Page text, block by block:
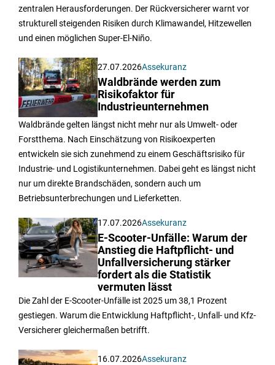
zentralen Herausforderungen. Der Rückversicherer warnt vor
strukturell steigenden Risiken durch Klimawandel, Hitzewellen
und einen möglichen Super-El-Niño.
27.07.2026Assekuranz
Waldbrände werden zum
Risikofaktor für
Industrieunternehmen
Waldbrände gelten längst nicht mehr nur als Umwelt- oder
Forstthema. Nach Einschätzung von Risikoexperten
entwickeln sie sich zunehmend zu einem Geschäftsrisiko für
Industrie- und Logistikunternehmen. Dabei geht es längst nicht
nur um direkte Brandschäden, sondern auch um
Betriebsunterbrechungen und Lieferketten.
17.07.2026Assekuranz
E-Scooter-Unfälle: Warum der
Anstieg die Haftpflicht- und
Unfallversicherung stärker
fordert als die Statistik
vermuten lässt
Die Zahl der E-Scooter-Unfälle ist 2025 um 38,1 Prozent
gestiegen. Warum die Entwicklung Haftpflicht-, Unfall- und Kfz-
Versicherer gleichermaßen betrifft.
16.07.2026Assekuranz